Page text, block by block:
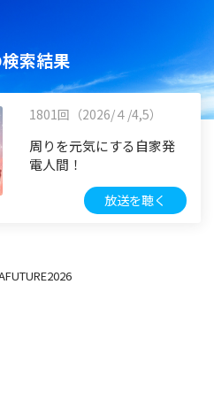
検索結果
1801回（2026/４/4,5）
周りを元気にする自家発
電人間！
放送を聴く
2026